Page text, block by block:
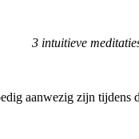
3 intuitieve
aanwezig zijn